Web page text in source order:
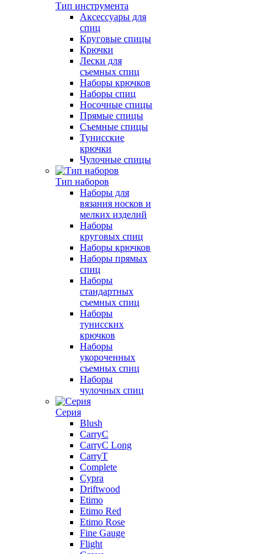
Тип инструмента
Аксессуары для
спиц
Круговые спицы
Крючки
Лески для
съемных спиц
Наборы крючков
Наборы спиц
Носочные спицы
Прямые спицы
Съемные спицы
Тунисские
крючки
Чулочные спицы
Тип наборов
Наборы для
вязания носков и
мелких изделий
Наборы
круговых спиц
Наборы крючков
Наборы прямых
спиц
Наборы
стандартных
съемных спиц
Наборы
тунисских
крючков
Наборы
укороченных
съемных спиц
Наборы
чулочных спиц
Серия
Blush
CarryC
CarryC Long
CarryT
Complete
Cypra
Driftwood
Etimo
Etimo Red
Etimo Rose
Fine Gauge
Flight